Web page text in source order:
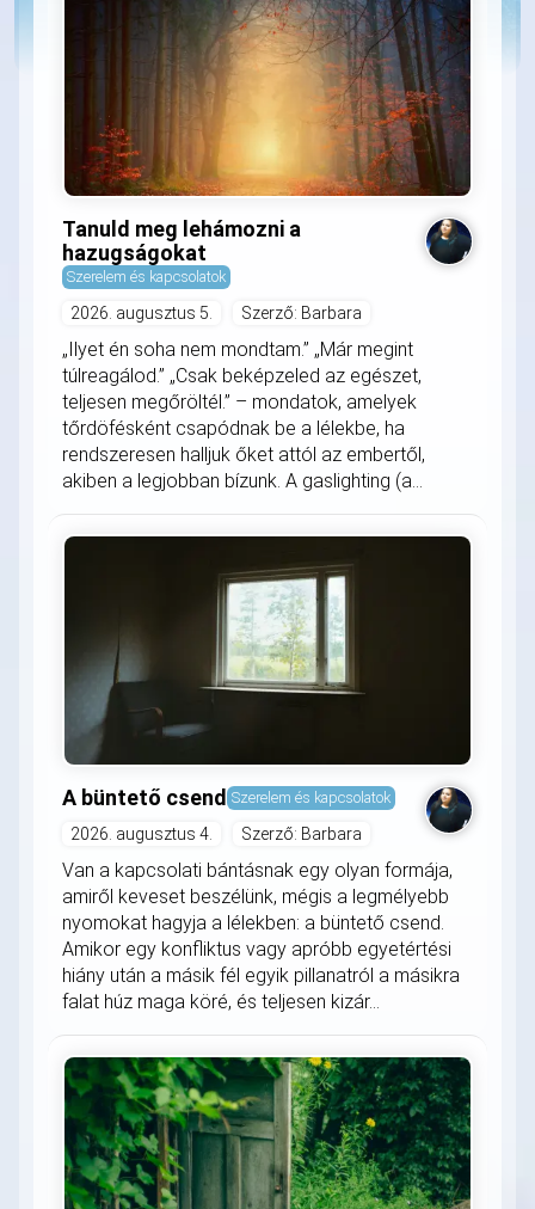
Tanuld meg lehámozni a
hazugságokat
Szerelem és kapcsolatok
2026. augusztus 5. Szerző: Barbara
„Ilyet én soha nem mondtam.” „Már megint
túlreagálod.” „Csak beképzeled az egészet,
teljesen megőröltél.” – mondatok, amelyek
tőrdöfésként csapódnak be a lélekbe, ha
rendszeresen halljuk őket attól az embertől,
akiben a legjobban bízunk. A gaslighting (a...
A büntető csend Szerelem és kapcsolatok
2026. augusztus 4. Szerző: Barbara
Van a kapcsolati bántásnak egy olyan formája,
amiről keveset beszélünk, mégis a legmélyebb
nyomokat hagyja a lélekben: a büntető csend.
Amikor egy konfliktus vagy apróbb egyetértési
hiány után a másik fél egyik pillanatról a másikra
falat húz maga köré, és teljesen kizár...